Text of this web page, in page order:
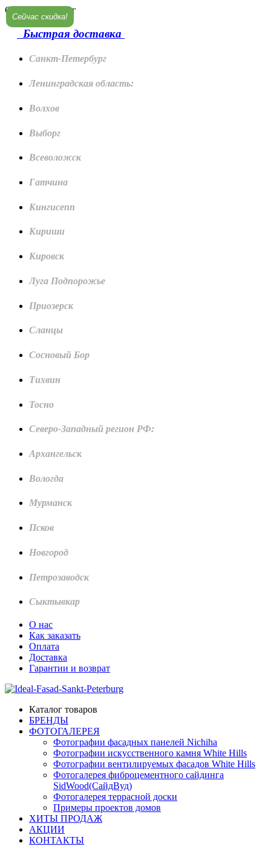
Санкт-Петербург
Быстрая доставка
Санкт-Петербург
Ленинградская область:
Волхов
Выборг
Всеволожск
Гатчина
Кингисепп
Кириши
Кировск
Луга Подпорожье
Приозерск
Сланцы
Сосновый Бор
Тихвин
Тосно
Северо-Западный регион РФ:
Архангельск
Вологда
Мурманск
Псков
Новгород
Петрозаводск
Сыктывкар
О нас
Как заказать
Оплата
Доставка
Гарантии и возврат
Каталог товаров
БРЕНДЫ
ФОТОГАЛЕРЕЯ
Фотографии фасадных панелей Nichiha
Фотографии искусственного камня White Hills
Фотографии вентилируемых фасадов White Hills
Фотогалерея фиброцементного сайдинга
SidWood(СайдВуд)
Фотогалерея террасной доски
Примеры проектов домов
ХИТЫ ПРОДАЖ
АКЦИИ
КОНТАКТЫ
Сейчас скидка!